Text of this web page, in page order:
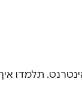
תלמדו